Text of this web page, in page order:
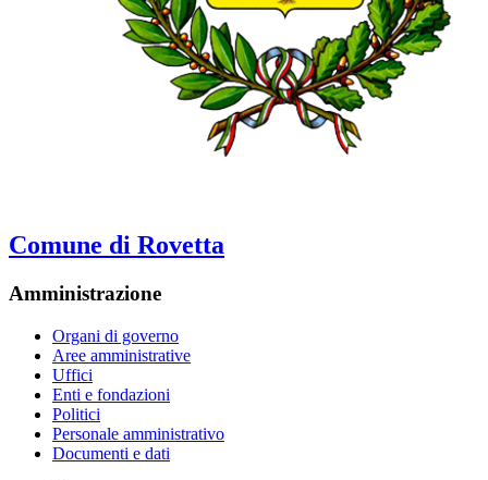
Comune di Rovetta
Amministrazione
Organi di governo
Aree amministrative
Uffici
Enti e fondazioni
Politici
Personale amministrativo
Documenti e dati